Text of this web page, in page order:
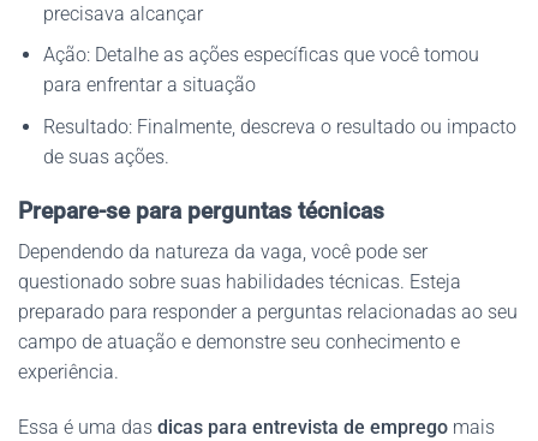
precisava alcançar
Ação: Detalhe as ações específicas que você tomou
para enfrentar a situação
Resultado: Finalmente, descreva o resultado ou impacto
de suas ações.
Prepare-se para perguntas técnicas
Dependendo da natureza da vaga, você pode ser
questionado sobre suas habilidades técnicas. Esteja
preparado para responder a perguntas relacionadas ao seu
campo de atuação e demonstre seu conhecimento e
experiência.
Essa é uma das dicas para entrevista de emprego mais